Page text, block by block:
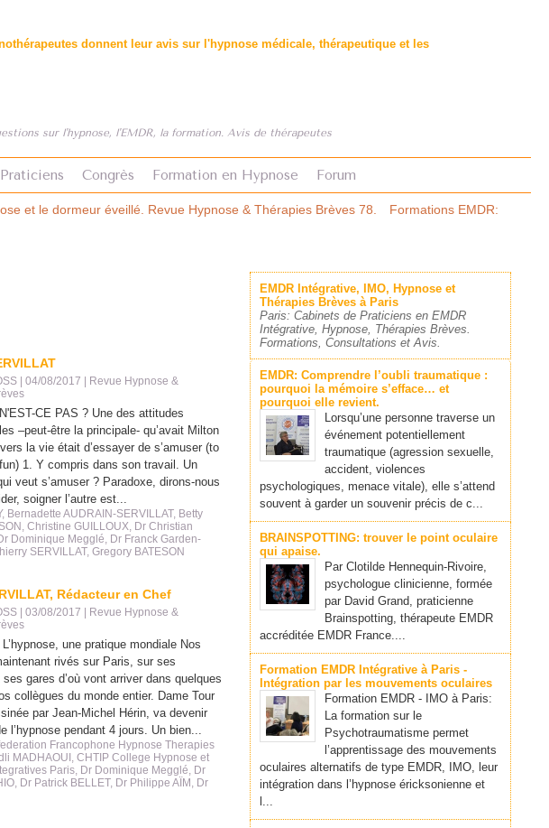
donnent leur avis sur l'hypnose médicale, thérapeutique et les
sur l'hypnose, l'EMDR, la formation. Avis de thérapeutes
Praticiens Congrès Formation en Hypnose Forum
Hypnose & Thérapies Brèves 78. Formations EMDR: le premier comparatif structuré.
| 04/08/2017
Revue Hypnose &
CE PAS ? Une des attitudes
–peut-être la principale- qu’avait Milton
la vie était d’essayer de s’amuser (to
1. Y compris dans son travail. Un
veut s’amuser ? Paradoxe, dirons-nous
soigner l’autre est...
, Bernadette AUDRAIN-SERVILLAT, Betty
, Christine GUILLOUX, Dr Christian
Dominique Megglé, Dr Franck Garden-
SERVILLAT, Gregory BATESON
Rédacteur en Chef
| 03/08/2017
Revue Hypnose &
une pratique mondiale Nos
rivés sur Paris, sur ses
gares d’où vont arriver dans quelques
collègues du monde entier. Dame Tour
par Jean-Michel Hérin, va devenir
l’hypnose pendant 4 jours. Un bien...
Francophone Hypnose Therapies
MADHAOUI , CHTIP College Hypnose et
Paris, Dr Dominique Megglé, Dr
, Dr Patrick BELLET, Dr Philippe AÏM , Dr
EMDR Intégrative, IMO, Hypnose et
Thérapies Brèves à Paris
Paris: Cabinets de Praticiens en EMDR
Intégrative, Hypnose, Thérapies Brèves.
Formations, Consultations et Avis.
EMDR: Comprendre l’oubli traumatique :
pourquoi la mémoire s’efface… et
pourquoi elle revient.
Lorsqu’une personne traverse un
événement potentiellement
traumatique (agression sexuelle,
accident, violences
psychologiques, menace vitale), elle s’attend
souvent à garder un souvenir précis de c...
BRAINSPOTTING: trouver le point oculaire
qui apaise.
Par Clotilde Hennequin-Rivoire,
psychologue clinicienne, formée
par David Grand, praticienne
Brainspotting, thérapeute EMDR
accréditée EMDR France....
Formation EMDR Intégrative à Paris -
Intégration par les mouvements oculaires
Formation EMDR - IMO à Paris:
La formation sur le
Psychotraumatisme permet
l’apprentissage des mouvements
oculaires alternatifs de type EMDR, IMO, leur
intégration dans l’hypnose éricksonienne et
l...